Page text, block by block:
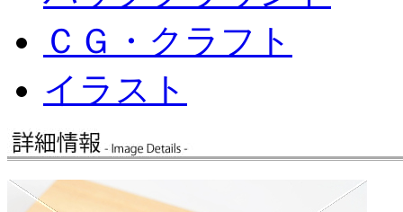
ＣＧ・クラフト
イラスト